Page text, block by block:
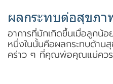
ผลกระทบต่อสุขภา
อาการที่มักเกิดขึ้นเมื่อลูกน้
หนึ่งในนั้นคือผลกระทบด้าน
คร่าว ๆ ที่คุณพ่อคุณแม่คว